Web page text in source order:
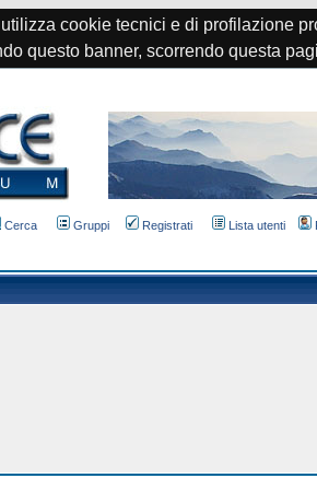
cookie tecnici e di profilazione
questo banner, scorrendo questa
Cerca Gruppi Registrati Lista utenti